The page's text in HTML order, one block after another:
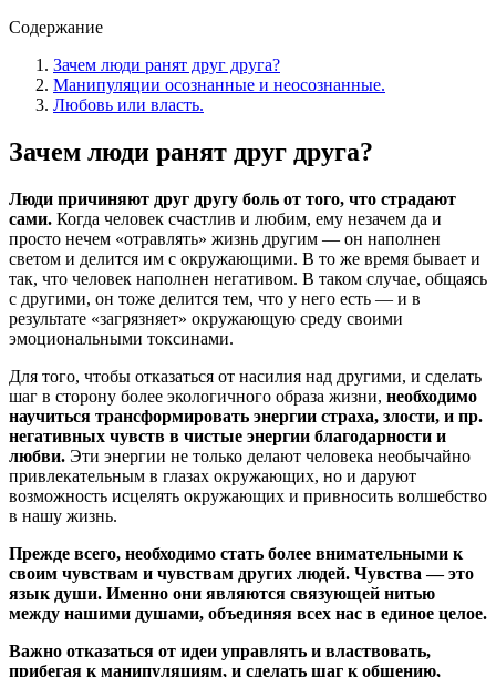
Содержание
Зачем люди ранят друг друга?
Манипуляции осознанные и неосознанные.
Любовь или власть.
Зачем люди ранят друг друга?
Люди причиняют друг другу боль от того, что страдают
сами. Когда человек счастлив и любим, ему незачем да и
просто нечем «отравлять» жизнь другим — он наполнен
светом и делится им с окружающими. В то же время бывает и
так, что человек наполнен негативом. В таком случае, общаясь
с другими, он тоже делится тем, что у него есть — и в
результате «загрязняет» окружающую среду своими
эмоциональными токсинами.
Для того, чтобы отказаться от насилия над другими, и сделать
шаг в сторону более экологичного образа жизни, необходимо
научиться трансформировать энергии страха, злости, и пр.
негативных чувств в чистые энергии благодарности и
любви. Эти энергии не только делают человека необычайно
привлекательным в глазах окружающих, но и даруют
возможность исцелять окружающих и привносить волшебство
в нашу жизнь.
Прежде всего, необходимо стать более внимательными к
своим чувствам и чувствам других людей. Чувства — это
язык души. Именно они являются связующей нитью
между нашими душами, объединяя всех нас в единое целое.
Важно отказаться от идеи управлять и властвовать,
прибегая к манипуляциям, и сделать шаг к общению,